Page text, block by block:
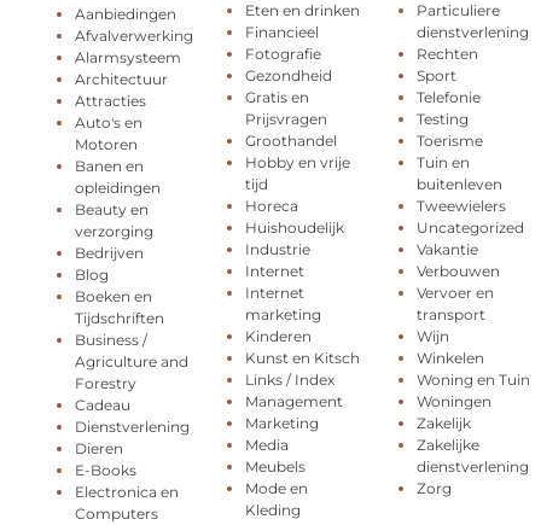
Aanbiedingen
Afvalverwerking
Alarmsysteem
Architectuur
Attracties
Auto's en
Motoren
Banen en
opleidingen
Beauty en
verzorging
Bedrijven
Blog
Boeken en
Tijdschriften
Business /
Agriculture and
Forestry
Cadeau
Dienstverlening
Dieren
E-Books
Electronica en
Computers
Eten en drinken
Financieel
Fotografie
Gezondheid
Gratis en
Prijsvragen
Groothandel
Hobby en vrije
tijd
Horeca
Huishoudelijk
Industrie
Internet
Internet
marketing
Kinderen
Kunst en Kitsch
Links / Index
Management
Marketing
Media
Meubels
Mode en
Kleding
Particuliere
dienstverlening
Rechten
Sport
Telefonie
Testing
Toerisme
Tuin en
buitenleven
Tweewielers
Uncategorized
Vakantie
Verbouwen
Vervoer en
transport
Wijn
Winkelen
Woning en Tuin
Woningen
Zakelijk
Zakelijke
dienstverlening
Zorg